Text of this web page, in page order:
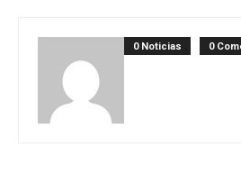
0 Noticias 0